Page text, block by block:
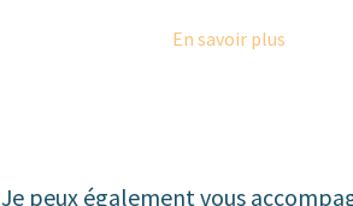
En savoir plus
Je peux également vous